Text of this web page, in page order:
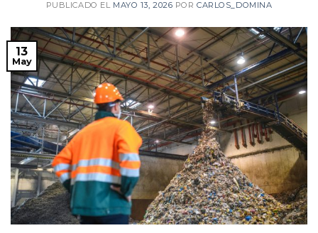
PUBLICADO EL MAYO 13, 2026 PORCARLOS_DOMINA
13
May